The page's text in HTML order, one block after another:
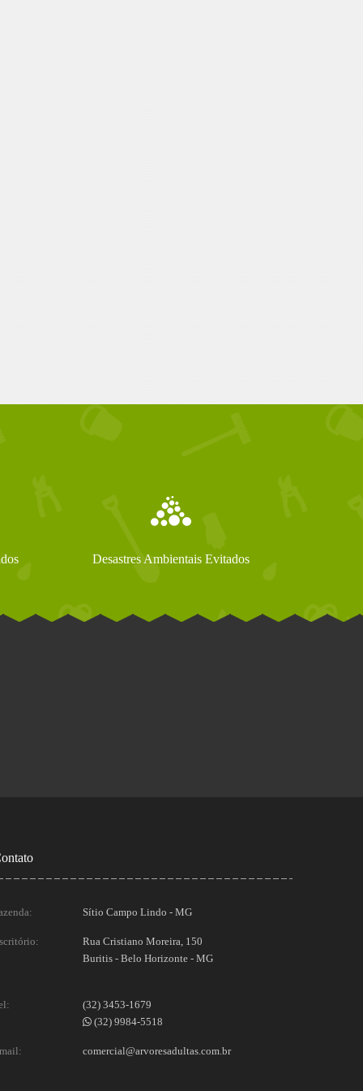
Desastres Ambientais Evitados
Sítio Campo Lindo - MG
Rua Cristiano Moreira, 150
Buritis - Belo Horizonte - MG
(32) 3453-1679
(32) 9984-5518
comercial@arvoresadultas.com.br